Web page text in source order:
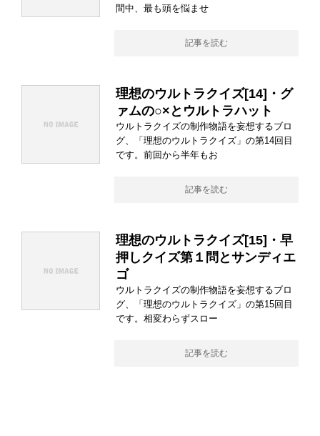
間中、最も頭を悩ませ
記事を読む
理想のウルトラクイズ[14]・グ
ァムの○×とウルトラハット
ウルトラクイズの制作物語を妄想するブロ
グ、「理想のウルトラクイズ」の第14回目
です。前回から半年もお
記事を読む
理想のウルトラクイズ[15]・早
押しクイズ第１問とサンディエ
ゴ
ウルトラクイズの制作物語を妄想するブロ
グ、「理想のウルトラクイズ」の第15回目
です。相変わらずスロー
記事を読む